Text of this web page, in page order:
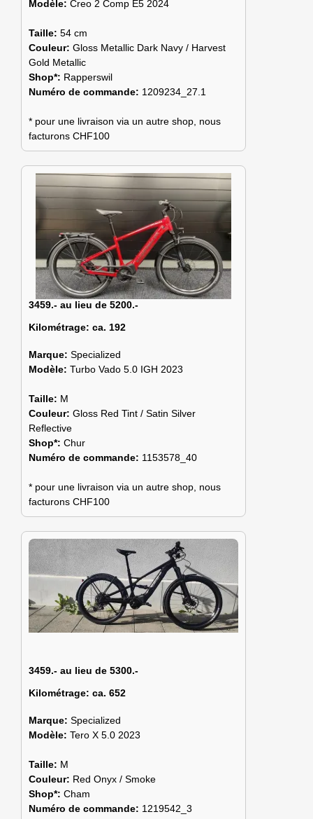
Modèle: Creo 2 Comp E5 2024
Taille: 54 cm
Couleur: Gloss Metallic Dark Navy / Harvest
Gold Metallic
Shop*: Rapperswil
Numéro de commande: 1209234_27.1
* pour une livraison via un autre shop, nous
facturons CHF100
3459.- au lieu de 5200.-
Kilométrage: ca. 192
Marque: Specialized
Modèle: Turbo Vado 5.0 IGH 2023
Taille: M
Couleur: Gloss Red Tint / Satin Silver
Reflective
Shop*: Chur
Numéro de commande: 1153578_40
* pour une livraison via un autre shop, nous
facturons CHF100
3459.- au lieu de 5300.-
Kilométrage: ca. 652
Marque: Specialized
Modèle: Tero X 5.0 2023
Taille: M
Couleur: Red Onyx / Smoke
Shop*: Cham
Numéro de commande: 1219542_3